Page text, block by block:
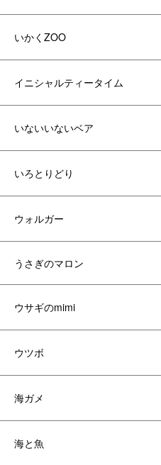
いかくZOO
イニシャルティータイム
いないいないベア
いろとりどり
ウォルガー
うさぎのマロン
ウサギのmimi
ウツボ
海ガメ
海と魚